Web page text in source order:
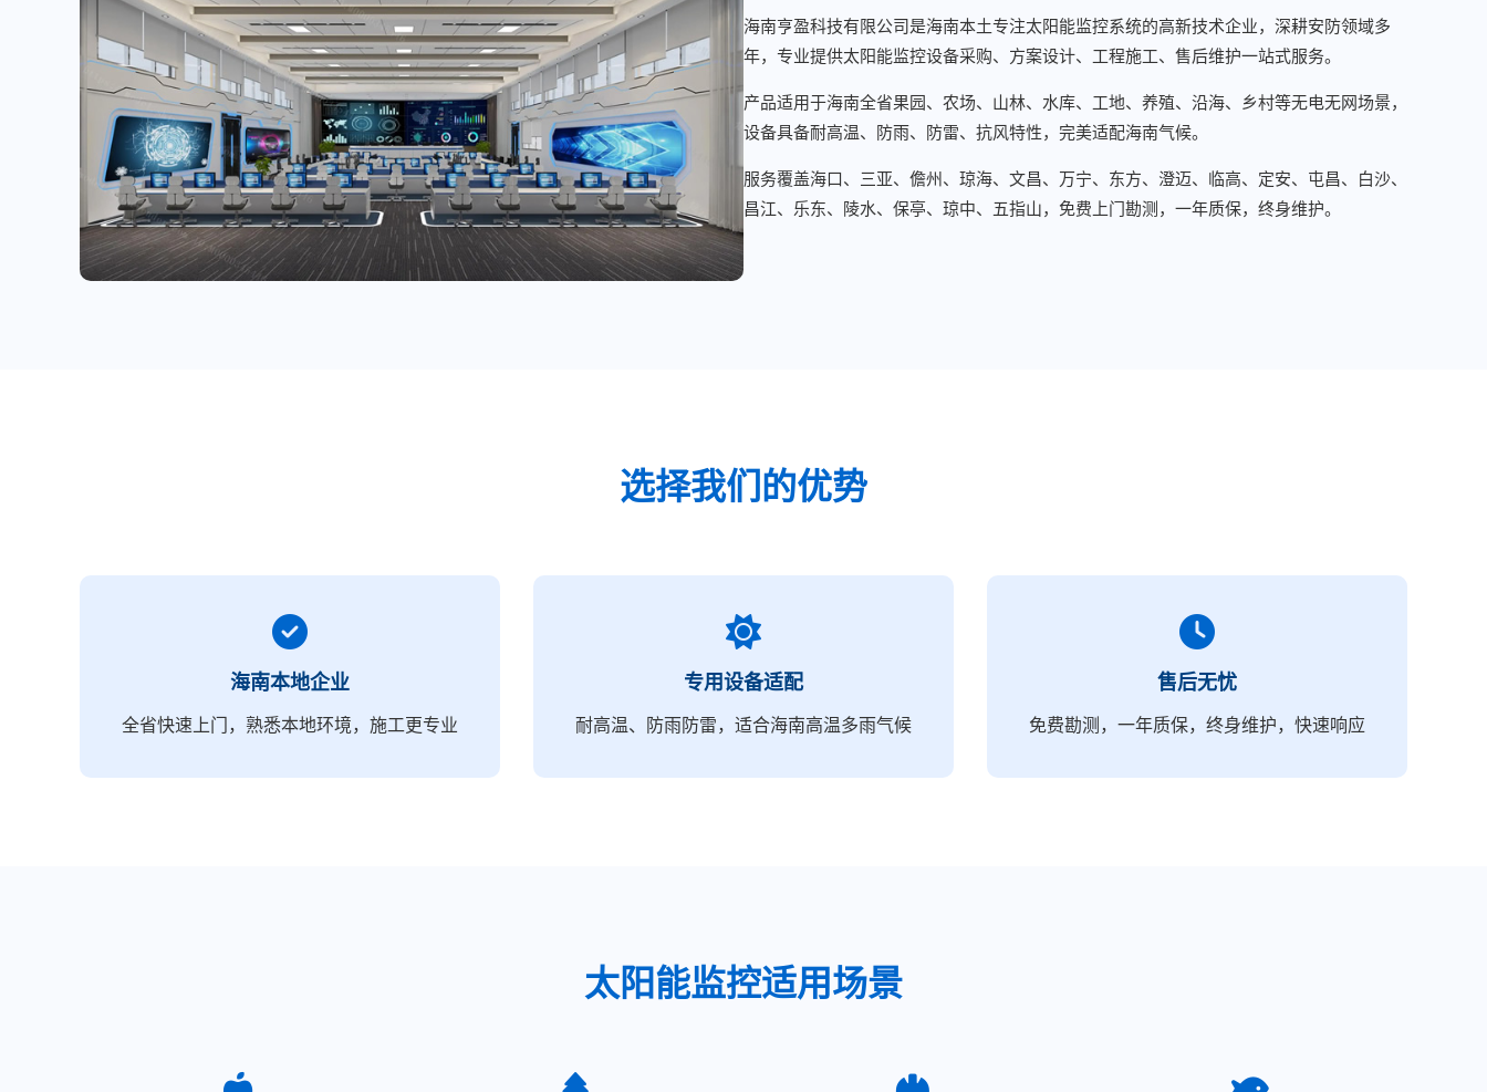
海南亨盈科技有限公司是海南本土专注太阳能监控系统的高新技术企业，深耕安防领域多
年，专业提供太阳能监控设备采购、方案设计、工程施工、售后维护一站式服务。
产品适用于海南全省果园、农场、山林、水库、工地、养殖、沿海、乡村等无电无网场景，
设备具备耐高温、防雨、防雷、抗风特性，完美适配海南气候。
服务覆盖海口、三亚、儋州、琼海、文昌、万宁、东方、澄迈、临高、定安、屯昌、白沙、
昌江、乐东、陵水、保亭、琼中、五指山，免费上门勘测，一年质保，终身维护。
选择我们的优势
海南本地企业
全省快速上门，熟悉本地环境，施工更专业
专用设备适配
耐高温、防雨防雷，适合海南高温多雨气候
售后无忧
免费勘测，一年质保，终身维护，快速响应
太阳能监控适用场景